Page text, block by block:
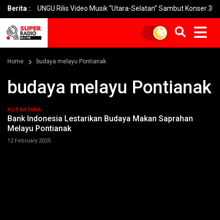
Berita :
UNGU Rilis Video Musik “Utara-Selatan” Sambut Konser 30 Tahun
Home budaya melayu Pontianak
budaya melayu Pontianak
NUSANTARA
Bank Indonesia Lestarikan Budaya Makan Saprahan
Melayu Pontianak
12 February 2025